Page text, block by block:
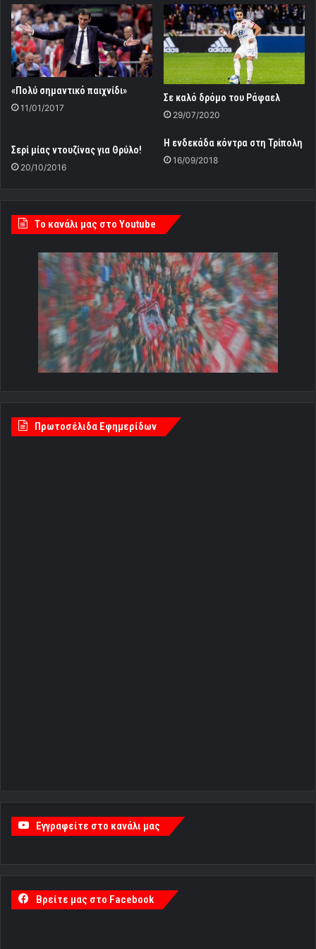
«Πολύ σημαντικό παιχνίδι»
11/01/2017
Σε καλό δρόμο του Ράφαελ
29/07/2020
Σερί μίας ντουζίνας για Θρύλο!
20/10/2016
Η ενδεκάδα κόντρα στη Τρίπολη
16/09/2018
Tο κανάλι μας στο Youtube
Πρωτοσέλιδα Εφημερίδων
Εγγραφείτε στο κανάλι μας
Βρείτε μας στο Facebook